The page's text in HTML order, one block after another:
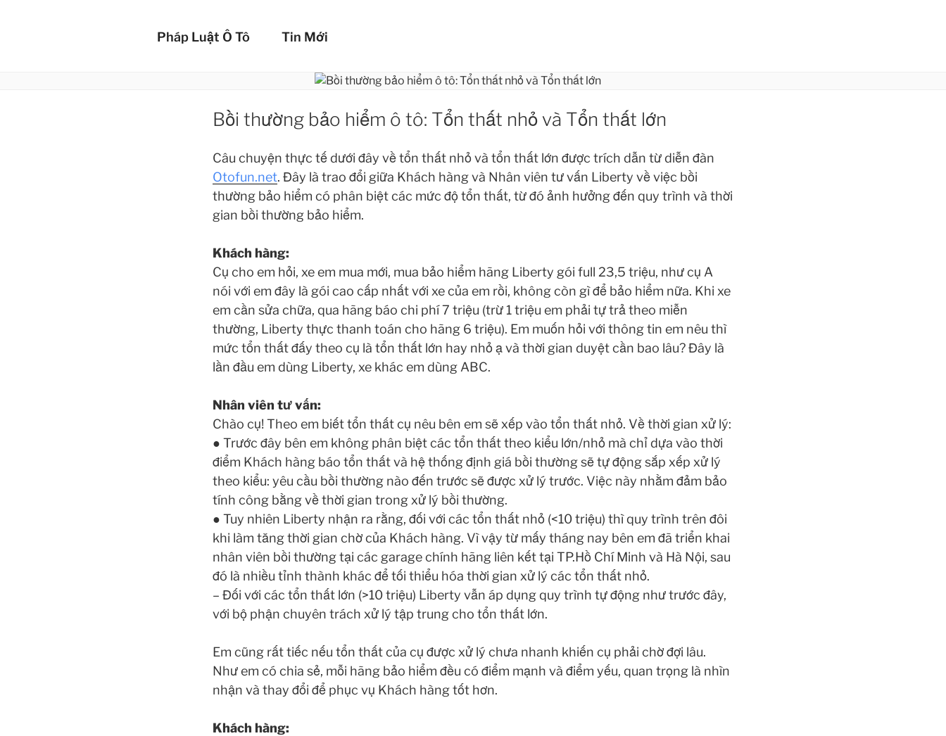
BẢO HIỂM Ô TÔ LIBERTY
Pháp Luật Ô Tô Tin Mới
Bồi thường bảo hiểm ô tô: Tổn thất nhỏ và Tổn thất lớn
Câu chuyện thực tế dưới đây về tổn thất nhỏ và tổn thất lớn được trích dẫn từ diễn đàn
Otofun.net. Đây là trao đổi giữa Khách hàng và Nhân viên tư vấn Liberty về việc bồi
thường bảo hiểm có phân biệt các mức độ tổn thất, từ đó ảnh hưởng đến quy trình và thời
gian bồi thường bảo hiểm.
Khách hàng:
Cụ cho em hỏi, xe em mua mới, mua bảo hiểm hãng Liberty gói full 23,5 triệu, như cụ A
nói với em đây là gói cao cấp nhất với xe của em rồi, không còn gì để bảo hiểm nữa. Khi xe
em cần sửa chữa, qua hãng báo chi phí 7 triệu (trừ 1 triệu em phải tự trả theo miễn
thường, Liberty thực thanh toán cho hãng 6 triệu). Em muốn hỏi với thông tin em nêu thì
mức tổn thất đấy theo cụ là tổn thất lớn hay nhỏ ạ và thời gian duyệt cần bao lâu? Đây là
lần đầu em dùng Liberty, xe khác em dùng ABC.
Nhân viên tư vấn:
Chào cụ! Theo em biết tổn thất cụ nêu bên em sẽ xếp vào tổn thất nhỏ. Về thời gian xử lý:
● Trước đây bên em không phân biệt các tổn thất theo kiểu lớn/nhỏ mà chỉ dựa vào thời
điểm Khách hàng báo tổn thất và hệ thống định giá bồi thường sẽ tự động sắp xếp xử lý
theo kiểu: yêu cầu bồi thường nào đến trước sẽ được xử lý trước. Việc này nhằm đảm bảo
tính công bằng về thời gian trong xử lý bồi thường.
● Tuy nhiên Liberty nhận ra rằng, đối với các tổn thất nhỏ (<10 triệu) thì quy trình trên đôi
khi làm tăng thời gian chờ của Khách hàng. Vì vậy từ mấy tháng nay bên em đã triển khai
nhân viên bồi thường tại các garage chính hãng liên kết tại TP.Hồ Chí Minh và Hà Nội, sau
đó là nhiều tỉnh thành khác để tối thiểu hóa thời gian xử lý các tổn thất nhỏ.
– Đối với các tổn thất lớn (>10 triệu) Liberty vẫn áp dụng quy trình tự động như trước đây,
với bộ phận chuyên trách xử lý tập trung cho tổn thất lớn.
Em cũng rất tiếc nếu tổn thất của cụ được xử lý chưa nhanh khiến cụ phải chờ đợi lâu.
Như em có chia sẻ, mỗi hãng bảo hiểm đều có điểm mạnh và điểm yếu, quan trọng là nhìn
nhận và thay đổi để phục vụ Khách hàng tốt hơn.
Khách hàng: